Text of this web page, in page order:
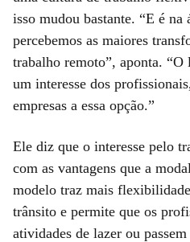
isso mudou bastante. “E é na
percebemos as maiores
trabalho remoto”, aponta. “O
um interesse dos
empresas a essa opção.”
Ele diz que o interesse pelo
com as vantagens que a
modelo traz mais
trânsito e permite que os
atividades de lazer ou